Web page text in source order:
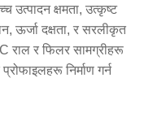
क्षमता, उत्कृष्ट
ऊर्जा दक्षता, र सरलीकृत
राल र फिलर सामग्रीहरू
निर्माण गर्न